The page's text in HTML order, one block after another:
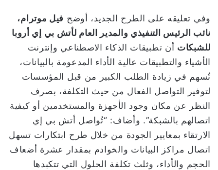
وفي تعليقه على الطرح الجديد، أوضح فيل موترام،
نائب الرئيس التنفيذي والمدير العام لأتش بي إي أروبا
للشبكات أن تطبيقات الذكاء الاصطناعي وإنترنت
الأشياء والتطبيقات عالية الأداء المدعومة بالبيانات،
تُسهم في زيادة الطلب الكبير من قبل المؤسسات
لتوفير التواصل الفعال من حيث التكلفة، بصرف
النظر عن مكان وجود الأجهزة والمستخدمين أو كيفية
اتصالهم بالشبكة”. وأضاف: “تُواصل أتش بي إي
الارتقاء بمعايير الجودة من خلال طرح ابتكارات تسهل
اتصال مراكز البيانات والخوادم بمقدار عشرة أضعاف
الحجم والأداء، وثلث تكلفة الحلول التي تتكبدها